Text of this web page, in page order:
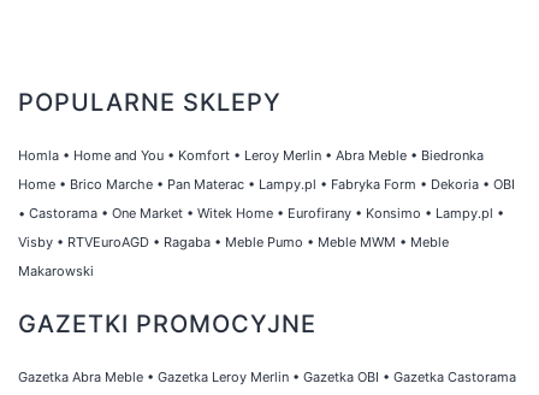
POPULARNE SKLEPY
Homla • Home and You • Komfort • Leroy Merlin • Abra Meble • Biedronka
Home • Brico Marche • Pan Materac • Lampy.pl • Fabryka Form • Dekoria • OBI
• Castorama • One Market • Witek Home • Eurofirany • Konsimo • Lampy.pl •
Visby • RTVEuroAGD • Ragaba • Meble Pumo • Meble MWM • Meble
Makarowski
GAZETKI PROMOCYJNE
Gazetka Abra Meble • Gazetka Leroy Merlin • Gazetka OBI • Gazetka Castorama